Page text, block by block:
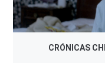
CRÓNICAS